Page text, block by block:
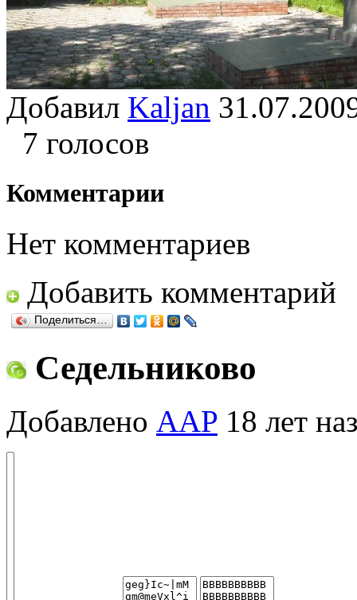
Добавил Kaljan
7 голосов
Комментарии
Нет комментариев
Добавить комментарий
Поделиться…
Седельниково
Добавлено AAP 18 лет